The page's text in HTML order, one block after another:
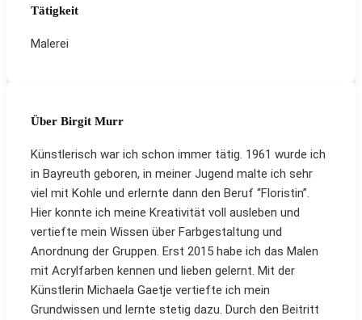
Tätigkeit
Malerei
Über Birgit Murr
Künstlerisch war ich schon immer tätig. 1961 wurde ich
in Bayreuth geboren, in meiner Jugend malte ich sehr
viel mit Kohle und erlernte dann den Beruf “Floristin”.
Hier konnte ich meine Kreativität voll ausleben und
vertiefte mein Wissen über Farbgestaltung und
Anordnung der Gruppen. Erst 2015 habe ich das Malen
mit Acrylfarben kennen und lieben gelernt. Mit der
Künstlerin Michaela Gaetje vertiefte ich mein
Grundwissen und lernte stetig dazu. Durch den Beitritt